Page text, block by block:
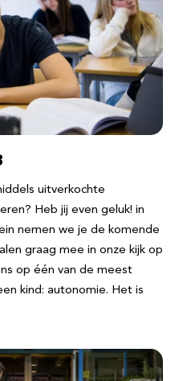
uitverkochte
Heb jij even geluk! in
nemen we je de komende
graag mee in onze kijk op
op één van de meest
kind: autonomie. Het is